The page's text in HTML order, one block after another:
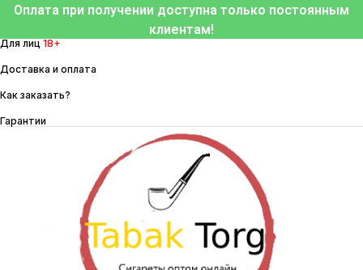
Перейти
содержимому
Оплата при получении доступна только постоянным
клиентам!
Для лиц 18+
Доставка и оплата
Как заказать?
Гарантии